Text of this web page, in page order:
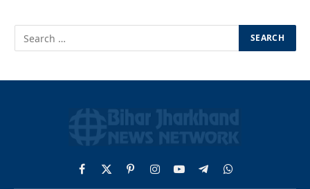
Facebook
X
PinterestInstagram
YouTubeTelegramWhatsApp